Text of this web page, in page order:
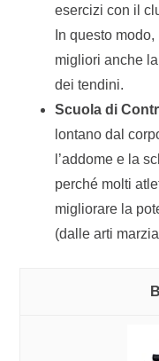
esercizi con il
In questo
migliori anche
dei tendini.
Scuola di
lontano dal
l’addome e la
perché molti
migliorare la
(dalle arti